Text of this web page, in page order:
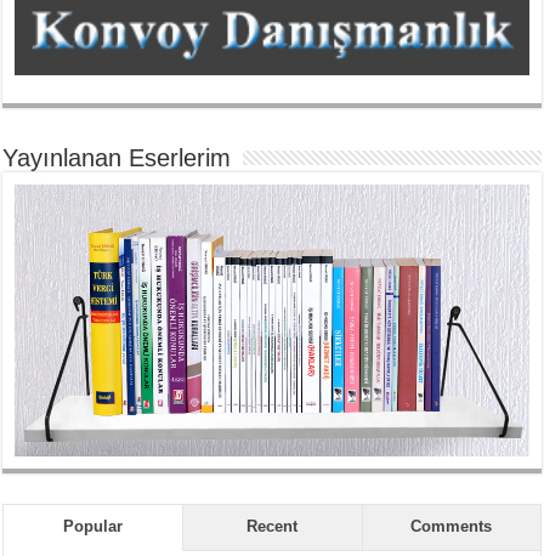
Yayınlanan Eserlerim
Popular Recent Comments